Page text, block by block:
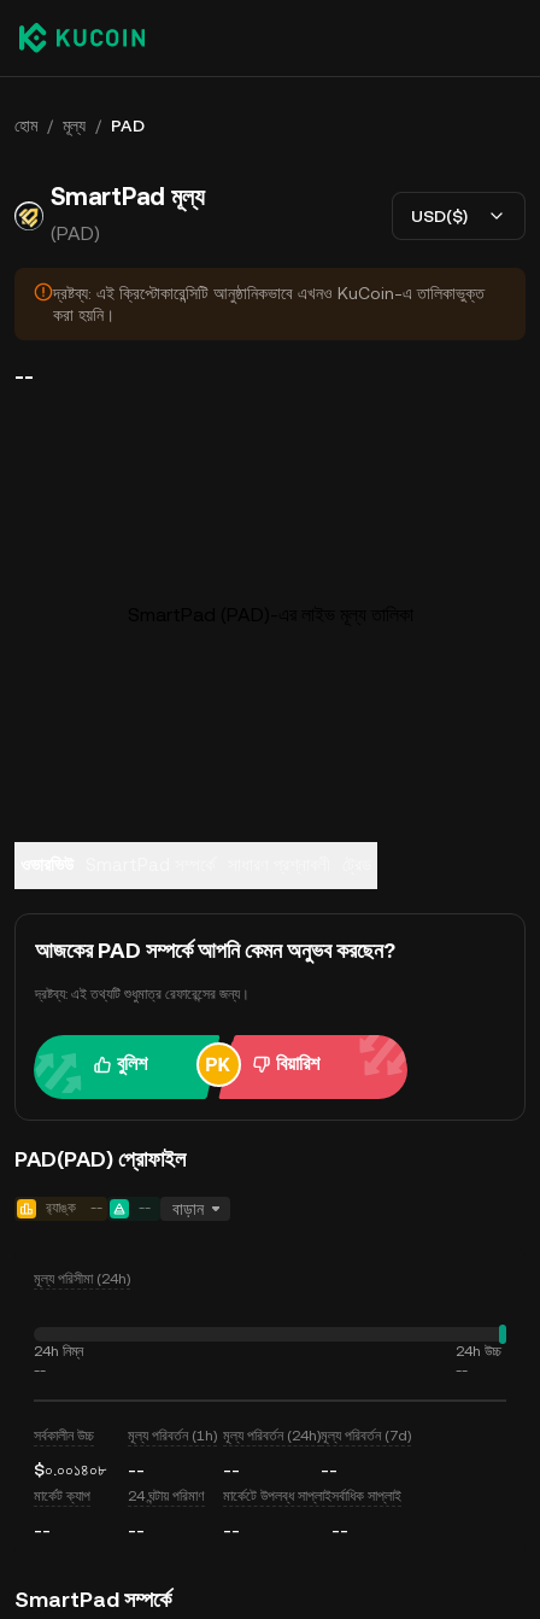
হোম / মূল্য / PAD
SmartPad মূল্য
(PAD)
USD($)
দ্রষ্টব্য: এই ক্রিপ্টোকারেন্সিটি আনুষ্ঠানিকভাবে এখনও KuCoin-এ তালিকাভুক্ত
করা হয়নি।
--
আজকের PAD সম্পর্কে আপনি কেমন অনুভব করছেন?
দ্রষ্টব্য: এই তথ্যটি শুধুমাত্র রেফারেন্সের জন্য।
বুলিশ বিয়ারিশ
PAD(PAD) প্রোফাইল
র‍্যাঙ্ক -- -- বাড়ান
মূল্য পরিসীমা (24h)
24h নিম্ন
--
24h উচ্চ
--
সর্বকালীন উচ্চ
$০.০০১৪০৮
মূল্য পরিবর্তন (1h)
--
মূল্য পরিবর্তন (24h)
--
মূল্য পরিবর্তন (7d)
--
মার্কেট ক্যাপ
--
24 ঘন্টায় পরিমাণ
--
মার্কেটে উপলব্ধ সাপ্লাই
--
সর্বাধিক সাপ্লাই
--
SmartPad সম্পর্কে